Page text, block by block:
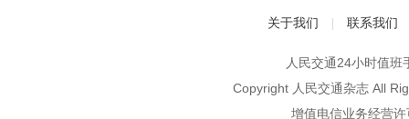
关于我们 联系我们
人民交通24小时值
Copyright 人民交通杂志 All
增值电信业务经营